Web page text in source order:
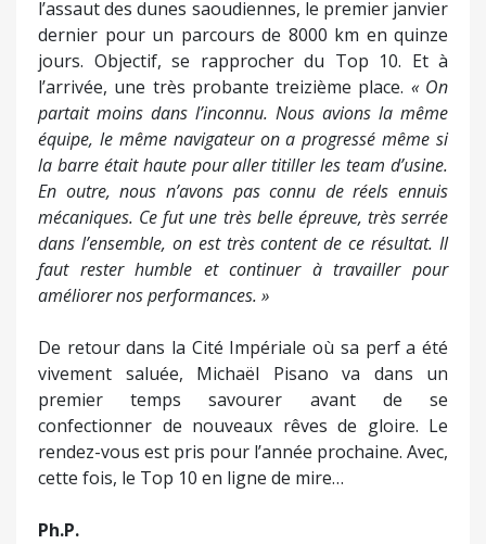
l’assaut des dunes saoudiennes, le premier janvier
dernier pour un parcours de 8000 km en quinze
jours. Objectif, se rapprocher du Top 10. Et à
l’arrivée, une très probante treizième place. « On
partait moins dans l’inconnu. Nous avions la même
équipe, le même navigateur on a progressé même si
la barre était haute pour aller titiller les team d’usine.
En outre, nous n’avons pas connu de réels ennuis
mécaniques. Ce fut une très belle épreuve, très serrée
dans l’ensemble, on est très content de ce résultat. Il
faut rester humble et continuer à travailler pour
améliorer nos performances. »
De retour dans la Cité Impériale où sa perf a été
vivement saluée, Michaël Pisano va dans un
premier temps savourer avant de se
confectionner de nouveaux rêves de gloire. Le
rendez-vous est pris pour l’année prochaine. Avec,
cette fois, le Top 10 en ligne de mire…
Ph.P.